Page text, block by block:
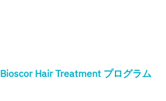
Bioscor Hair Treatment プログラム